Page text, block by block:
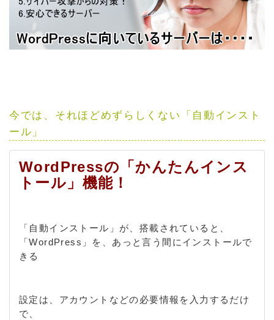
今では、それほどめずらしくない「自動インスト
ール」
WordPressの「かんたんインス
トール」機能！
「自動インストール」が、搭載されていると、
「WordPress」を、あっと言う間にインストールで
きる
設定は、アカウントなどの必要情報を入力するだけ
で、